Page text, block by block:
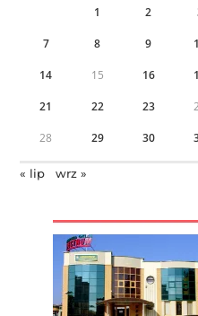
1 2
7 8 9
14 15 16
21 22 23
28 29 30
« lip wrz »